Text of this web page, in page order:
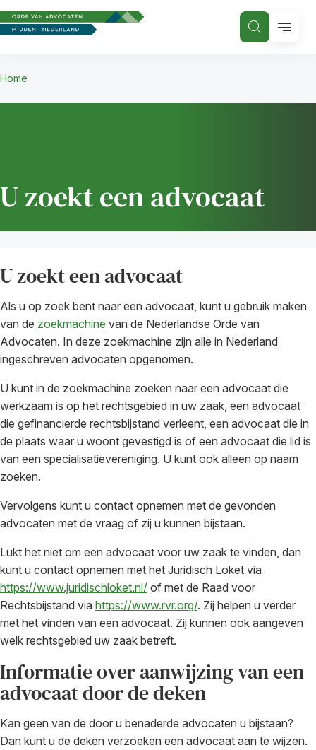
ZoekenMenu
Home
U zoekt een advocaat
U zoekt een advocaat
Als u op zoek bent naar een advocaat, kunt u gebruik maken
van de zoekmachine van de Nederlandse Orde van
Advocaten. In deze zoekmachine zijn alle in Nederland
ingeschreven advocaten opgenomen.
U kunt in de zoekmachine zoeken naar een advocaat die
werkzaam is op het rechtsgebied in uw zaak, een advocaat
die gefinancierde rechtsbijstand verleent, een advocaat die in
de plaats waar u woont gevestigd is of een advocaat die lid is
van een specialisatievereniging. U kunt ook alleen op naam
zoeken.
Vervolgens kunt u contact opnemen met de gevonden
advocaten met de vraag of zij u kunnen bijstaan.
Lukt het niet om een advocaat voor uw zaak te vinden, dan
kunt u contact opnemen met het Juridisch Loket via
https://www.juridischloket.nl/ of met de Raad voor
Rechtsbijstand via https://www.rvr.org/. Zij helpen u verder
met het vinden van een advocaat. Zij kunnen ook aangeven
welk rechtsgebied uw zaak betreft.
Informatie over aanwijzing van een
advocaat door de deken
Kan geen van de door u benaderde advocaten u bijstaan?
Dan kunt u de deken verzoeken een advocaat aan te wijzen.